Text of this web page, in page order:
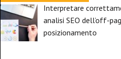
Interpretare
analisi SEO dell’off-
posizionamento